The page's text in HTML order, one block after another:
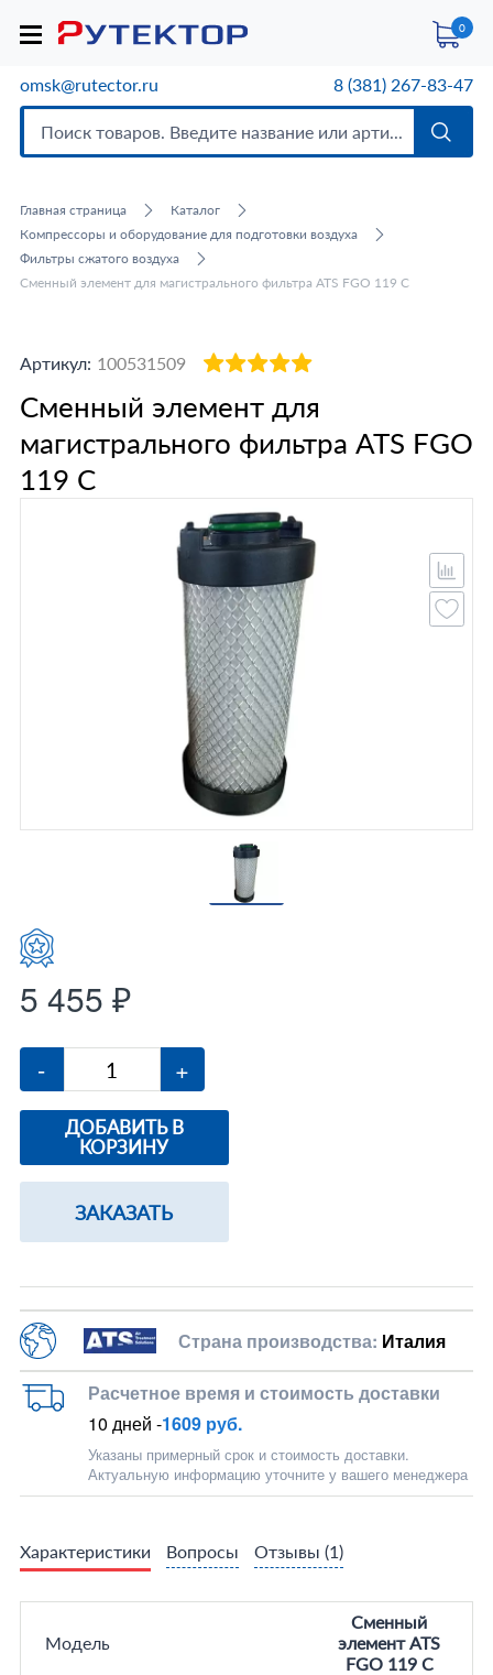
0
omsk@rutector.ru 8 (381) 267-83-47
Главная страница
Каталог
Компрессоры и оборудование для подготовки воздуха
Фильтры сжатого воздуха
Сменный элемент для магистрального фильтра ATS FGO 119 C
Артикул: 100531509
Сменный элемент для
магистрального фильтра ATS FGO
119 C
5 455 ₽
- +
ДОБАВИТЬ В
КОРЗИНУ
ЗАКАЗАТЬ
Страна производства: Италия
Расчетное время и стоимость доставки
10 дней -1609 руб.
Указаны примерный срок и стоимость доставки.
Актуальную информацию уточните у вашего менеджера
Характеристики Вопросы Отзывы (1)
Модель
Сменный
элемент ATS
FGO 119 C